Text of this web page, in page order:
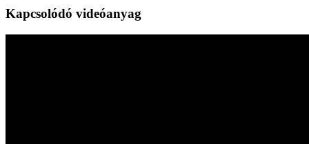
Kapcsolódó videóanyag